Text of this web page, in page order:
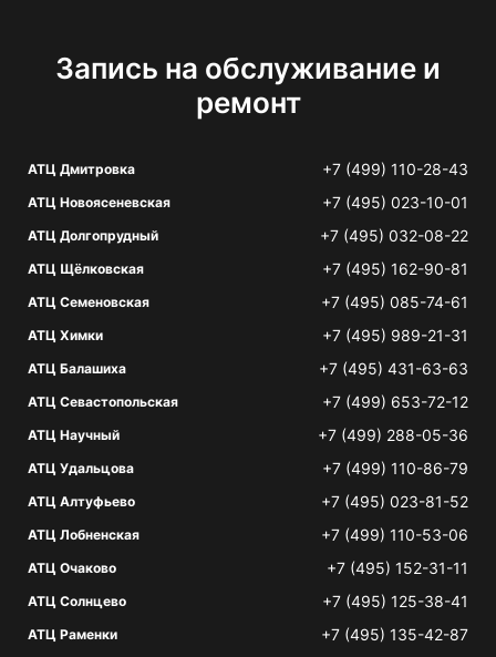
Запись на обслуживание и
ремонт
АТЦ Дмитровка +7 (499) 110-28-43
АТЦ Новоясеневская +7 (495) 023-10-01
АТЦ Долгопрудный +7 (495) 032-08-22
АТЦ Щёлковская +7 (495) 162-90-81
АТЦ Семеновская +7 (495) 085-74-61
АТЦ Химки +7 (495) 989-21-31
АТЦ Балашиха +7 (495) 431-63-63
АТЦ Севастопольская +7 (499) 653-72-12
АТЦ Научный +7 (499) 288-05-36
АТЦ Удальцова +7 (499) 110-86-79
АТЦ Алтуфьево +7 (495) 023-81-52
АТЦ Лобненская +7 (499) 110-53-06
АТЦ Очаково +7 (495) 152-31-11
АТЦ Солнцево +7 (495) 125-38-41
АТЦ Раменки +7 (495) 135-42-87